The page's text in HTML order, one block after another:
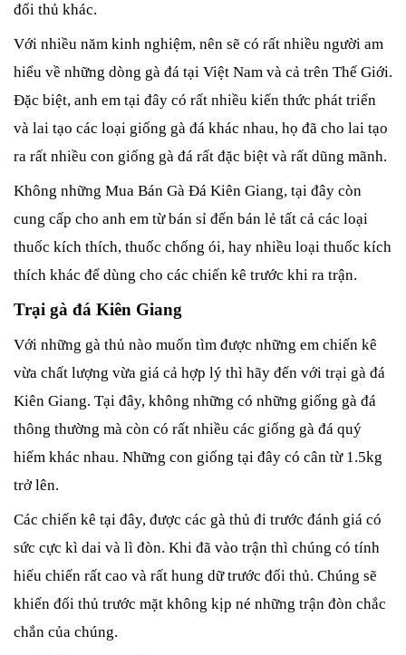
đối thủ khác.
Với nhiều năm kinh nghiệm, nên sẽ có rất nhiều người am
hiểu về những dòng gà đá tại Việt Nam và cả trên Thế Giới.
Đặc biệt, anh em tại đây có rất nhiều kiến thức phát triển
và lai tạo các loại giống gà đá khác nhau, họ đã cho lai tạo
ra rất nhiều con giống gà đá rất đặc biệt và rất dũng mãnh.
Không những Mua Bán Gà Đá Kiên Giang, tại đây còn
cung cấp cho anh em từ bán sỉ đến bán lẻ tất cả các loại
thuốc kích thích, thuốc chống ói, hay nhiều loại thuốc kích
thích khác để dùng cho các chiến kê trước khi ra trận.
Trại gà đá Kiên Giang
Với những gà thủ nào muốn tìm được những em chiến kê
vừa chất lượng vừa giá cả hợp lý thì hãy đến với trại gà đá
Kiên Giang. Tại đây, không những có những giống gà đá
thông thường mà còn có rất nhiều các giống gà đá quý
hiếm khác nhau. Những con giống tại đây có cân từ 1.5kg
trở lên.
Các chiến kê tại đây, được các gà thủ đi trước đánh giá có
sức cực kì dai và lì đòn. Khi đã vào trận thì chúng có tính
hiếu chiến rất cao và rất hung dữ trước đối thủ. Chúng sẽ
khiến đối thủ trước mặt không kịp né những trận đòn chắc
chắn của chúng.